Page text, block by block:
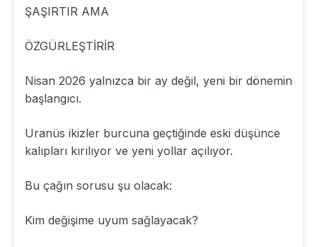
ŞAŞIRTIR AMA
ÖZGÜRLEŞTİRİR
Nisan 2026 yalnızca bir ay değil, yeni bir dönemin
başlangıcı.
Uranüs ikizler burcuna geçtiğinde eski düşünce
kalıpları kırılıyor ve yeni yollar açılıyor.
Bu çağın sorusu şu olacak:
Kim değişime uyum sağlayacak?